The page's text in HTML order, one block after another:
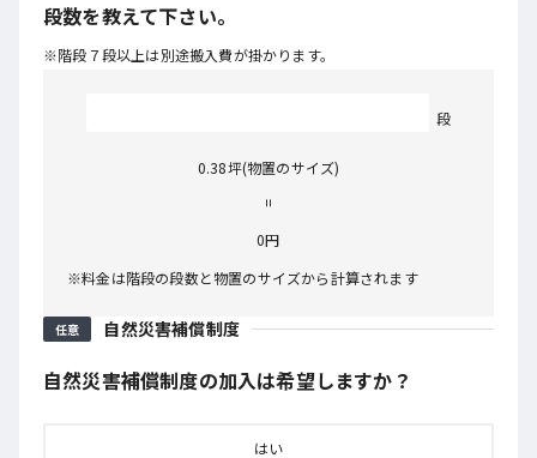
段数を教えて下さい。
※階段７段以上は別途搬入費が掛かります。
段
0.38坪(物置のサイズ)
0円
※料金は階段の段数と物置のサイズから計算されます
任意 自然災害補償制度
自然災害補償制度の加入は希望しますか？
はい